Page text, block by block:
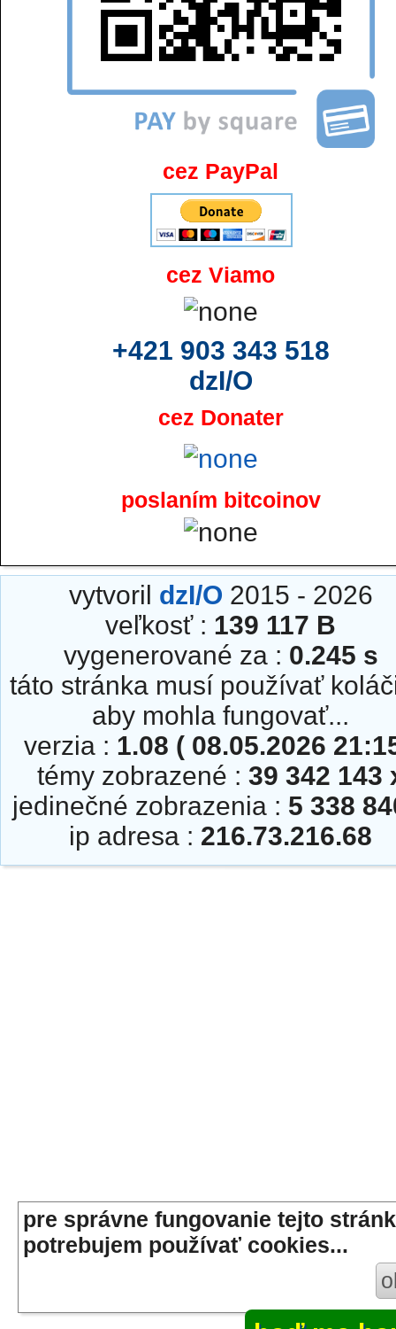
pre správne fungovanie tejto
potrebujem používať cookies...
cez PayPal
cez Viamo
+421 903 343 518
dzI/O
cez Donater
poslaním bitcoinov
vytvoril dzI/O 2015 - 2026
veľkosť : 139 117 B
vygenerované za : 0.245 s
táto stránka musí používať
aby mohla fungovať...
verzia : 1.08 ( 08.05.2026
témy zobrazené : 39 342 143
jedinečné zobrazenia : 5 338
ip adresa : 216.73.216.68